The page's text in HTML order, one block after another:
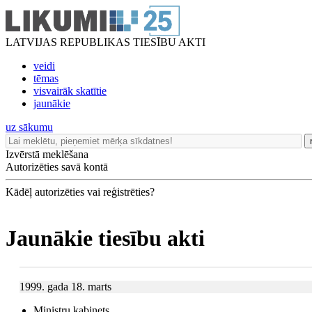
LATVIJAS REPUBLIKAS TIESĪBU AKTI
veidi
tēmas
visvairāk skatītie
jaunākie
uz sākumu
Izvērstā meklēšana
Autorizēties savā kontā
Kādēļ autorizēties vai reģistrēties?
Jaunākie tiesību akti
1999. gada 18. marts